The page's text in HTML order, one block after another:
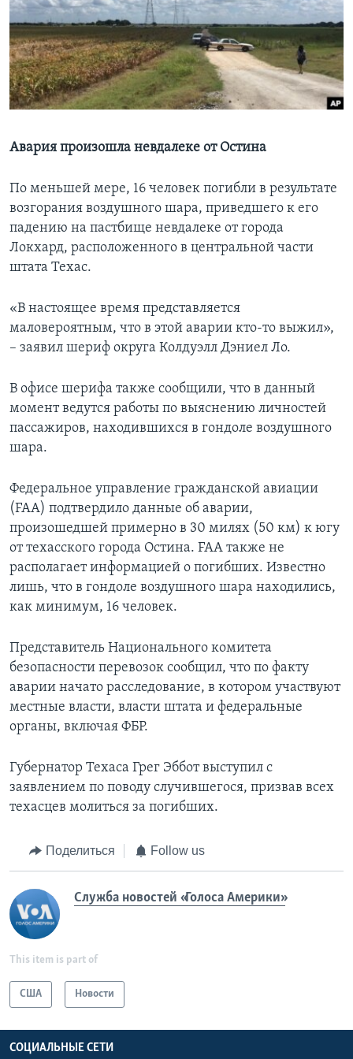
Learning English
СОЦИАЛЬНЫЕ СЕТИ
Языки
Авария произошла невдалеке от Остина
По меньшей мере, 16 человек погибли в результате
возгорания воздушного шара, приведшего к его
падению на пастбище невдалеке от города
Локхард, расположенного в центральной части
штата Техас.
«В настоящее время представляется
маловероятным, что в этой аварии кто-то выжил»,
– заявил шериф округа Колдуэлл Дэниел Ло.
В офисе шерифа также сообщили, что в данный
момент ведутся работы по выяснению личностей
пассажиров, находившихся в гондоле воздушного
шара.
Федеральное управление гражданской авиации
(FAA) подтвердилo данные об аварии,
произошедшей примерно в 30 милях (50 км) к югу
от техасского города Остина. FAA также не
располагает информацией о погибших. Известно
лишь, что в гондоле воздушного шара находились,
как минимум, 16 человек.
Представитель Национального комитета
безопасности перевозок сообщил, что по факту
аварии начато расследование, в котором участвуют
местные власти, власти штата и федеральные
органы, включая ФБР.
Губернатор Техаса Грег Эббот выступил с
заявлением по поводу случившегося, призвав всех
техасцев молиться за погибших.
Поделиться Follow us
Служба новостей «Голоса Америки»
This item is part of
США Новости
СОЦИАЛЬНЫЕ СЕТИ